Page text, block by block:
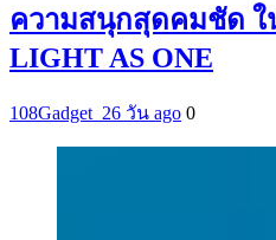
ความสนุกสุดคมชัด ใ
LIGHT AS ONE
108Gadget_26 วัน ago 0